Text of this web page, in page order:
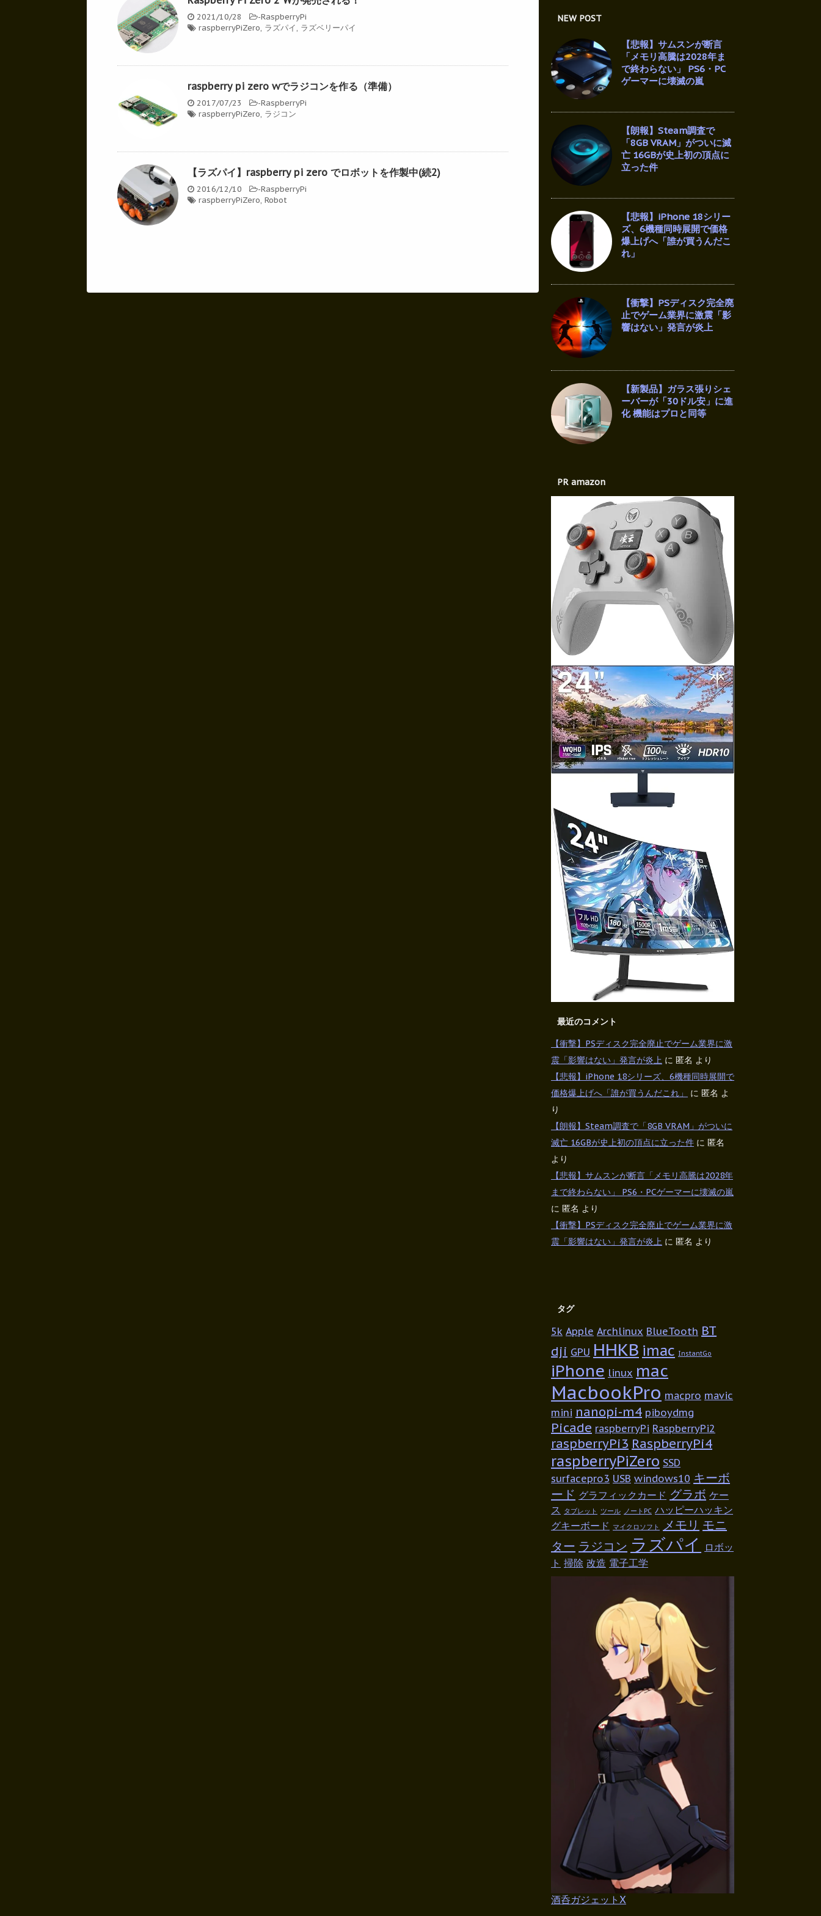
2021/10/28 -RaspberryPi
raspberryPiZero, ラズパイ, ラズベリーパイ
raspberry pi zero wでラジコンを作る（準備）
2017/07/23 -RaspberryPi
raspberryPiZero, ラジコン
【ラズパイ】raspberry pi zero でロボットを作製中(続2)
2016/12/10 -RaspberryPi
raspberryPiZero, Robot
NEW POST
【悲報】サムスンが断言
「メモリ高騰は2028年ま
で終わらない」 PS6・PC
ゲーマーに壊滅の嵐
【朗報】Steam調査で
「8GB VRAM」がついに滅
亡 16GBが史上初の頂点に
立った件
【悲報】iPhone 18シリー
ズ、6機種同時展開で価格
爆上げへ「誰が買うんだこ
れ」
【衝撃】PSディスク完全廃
止でゲーム業界に激震「影
響はない」発言が炎上
【新製品】ガラス張りシェ
ーバーが「30ドル安」に進
化 機能はプロと同等
PR amazon
最近のコメント
【衝撃】PSディスク完全廃止でゲーム業界に激
震「影響はない」発言が炎上 に 匿名 より
【悲報】iPhone 18シリーズ、6機種同時展開で
価格爆上げへ「誰が買うんだこれ」
に 匿名 よ
り
【朗報】Steam調査で「8GB VRAM」がついに
滅亡 16GBが史上初の頂点に立った件 に 匿名
より
【悲報】サムスンが断言「メモリ高騰は2028年
まで終わらない」 PS6・PCゲーマーに壊滅の嵐
に 匿名 より
【衝撃】PSディスク完全廃止でゲーム業界に激
震「影響はない」発言が炎上 に 匿名 より
タグ
5k Apple Archlinux BlueTooth BT
dji GPU HHKB imac InstantGo
iPhone linux mac
MacbookPro macpro mavic
mini nanopi-m4 piboydmg
Picade raspberryPi RaspberryPi2
raspberryPi3 RaspberryPi4
raspberryPiZero SSD
surfacepro3 USB windows10 キーボ
ード グラフィックカード グラボ ケー
ス タブレット ツール ノートPC ハッピーハッキン
グキーボード マイクロソフト メモリ モニ
ター ラジコン ラズパイ
ロボッ
ト 掃除 改造 電子工学
酒呑ガジェットX